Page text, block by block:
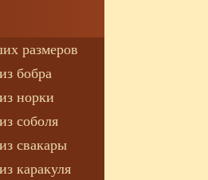
размеров
бобра
норки
соболя
свакары
каракуля